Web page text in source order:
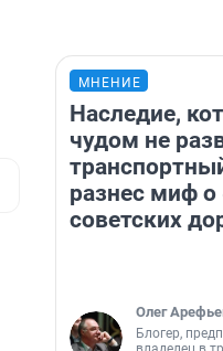
МНЕНИЕ
Наследие,
чудом не
разнес миф о
советских
Олег
Блогер,